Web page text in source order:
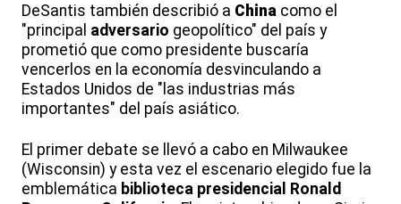
DeSantis también describió a China como el
"principal adversario geopolítico" del país y
prometió que como presidente buscaría
vencerlos en la economía desvinculando a
Estados Unidos de "las industrias más
importantes" del país asiático.
El primer debate se llevó a cabo en Milwaukee
(Wisconsin) y esta vez el escenario elegido fue la
emblemática biblioteca presidencial Ronald